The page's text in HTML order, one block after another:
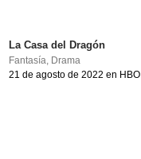
La Casa del Dragón
Fantasía, Drama
21 de agosto de 2022 en HBO